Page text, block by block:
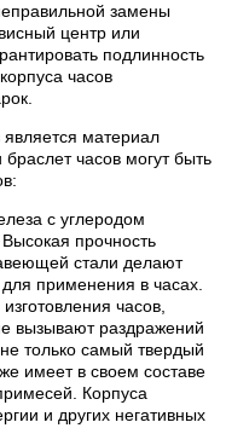
замены
центр или
подлинность
часов
материал
браслет часов могут быть
с углеродом
прочность
стали делают
применения в часах.
часов,
вызывают раздражений
только самый твердый
имеет в своем составе
Корпуса
и других негативных